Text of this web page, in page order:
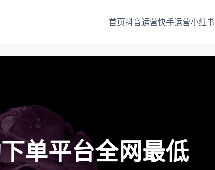
首页抖音运营快手运营小红书
单平台全网最低